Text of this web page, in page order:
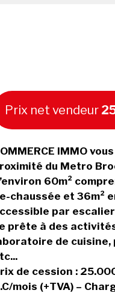
Prix net vendeur
IMMO
du Metro
60m²
chaussée et 36m²
par
prête à des
de
de cession :
mois (+TVA) –